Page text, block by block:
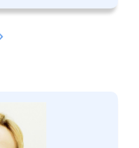
биопсия
методики